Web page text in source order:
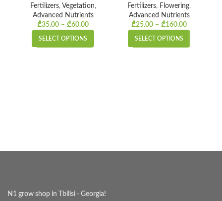
Fertilizers, Vegetation,
Advanced Nutrients
₾35.00 – ₾60.00
SELECT OPTIONS
Fertilizers, Flowering,
Advanced Nutrients
₾25.00 – ₾160.00
SELECT OPTIONS
N1 grow shop in Tbilisi - Georgia!